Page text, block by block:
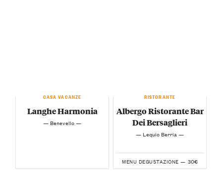
CASA VACANZE
Langhe Harmonia
— Benevello —
RISTORANTE
Albergo Ristorante Bar
Dei Bersaglieri
— Lequio Berria —
MENU DEGUSTAZIONE — 30€